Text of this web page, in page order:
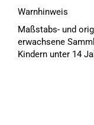
Warnhinweis
Maßstabs- und
erwachsene
Kindern unter 14